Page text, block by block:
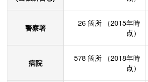
警察署 26 箇所
（2015年時
点）
病院 578 箇所
（2018年時
点）